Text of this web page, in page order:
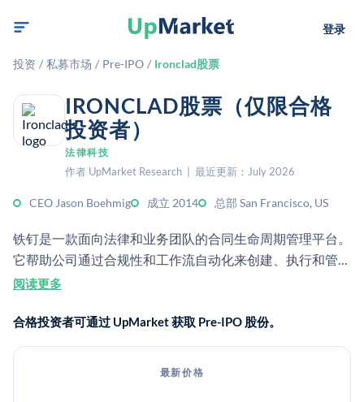
登录
投资 / 私募市场 / Pre-IPO / Ironclad股票
IRONCLAD股票（仅限合格
投资者）
法律科技
作者 UpMarket Research | 最近更新：July 2026
CEO Jason Boehmig 成立 2014 总部 San Francisco, US
铁钉是一款面向法律和业务团队的合同生命周期管理平台。
它帮助公司通过合规性和工作流自动化来创建、执行和管理
合同。
阅读更多
合格投资者可通过 UpMarket 获取 Pre-IPO 股份。
最新价格